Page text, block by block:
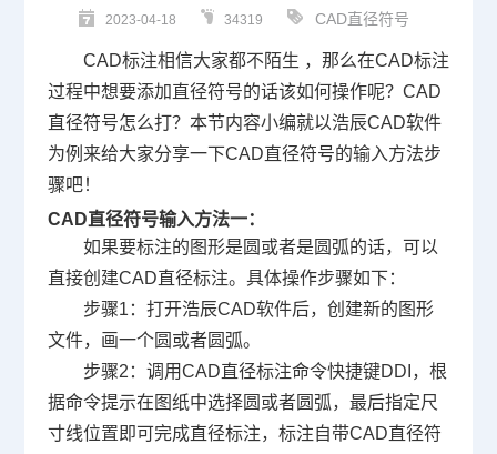
2023-04-18 34319 CAD直径符号
CAD标注相信大家都不陌生 ，那么在CAD标注
过程中想要添加直径符号的话该如何操作呢？CAD
直径符号怎么打？本节内容小编就以浩辰CAD软件
为例来给大家分享一下CAD直径符号的输入方法步
骤吧！
CAD直径符号输入方法一：
如果要标注的图形是圆或者是圆弧的话，可以
直接创建CAD直径标注。具体操作步骤如下：
步骤1：打开浩辰CAD软件后，创建新的图形
文件，画一个圆或者圆弧。
步骤2：调用CAD直径标注命令快捷键DDI，根
据命令提示在图纸中选择圆或者圆弧，最后指定尺
寸线位置即可完成直径标注，标注自带CAD直径符